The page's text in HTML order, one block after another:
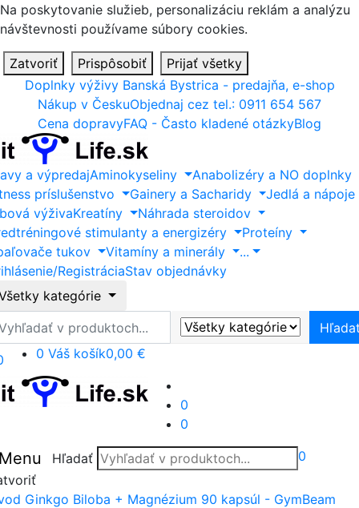
Na poskytovanie služieb, personalizáciu reklám a analýzu
návštevnosti používame súbory cookies.
Zatvoriť Prispôsobiť
Prijať všetky
Doplnky výživy Banská Bystrica - predajňa, e-shop
Nákup v ČeskuObjednaj cez tel.: 0911 654 567
Cena dopravyFAQ - Často kladené otázkyBlog
a výpredajAminokyseliny
Anabolizéry a NO doplnky
príslušenstvo
Gainery a Sacharidy
Jedlá a nápoje
výživaKreatíny
Náhrada steroidov
stimulanty a energizéry
Proteíny
tukov
Vitamíny a minerály
...
RegistráciaStav objednávky
kategórie
0 Váš košík0,00 €
0
0
Hľadať 0
Ginkgo Biloba + Magnézium 90 kapsúl - GymBeam